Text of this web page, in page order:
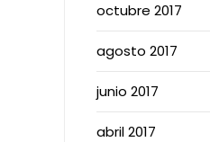
octubre 2017
agosto 2017
junio 2017
abril 2017